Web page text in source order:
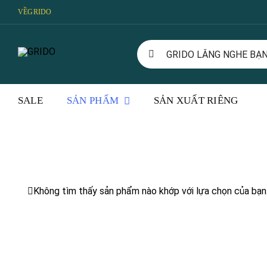
to
VỀGRIDO
Search
for:
SALE SẢN PHẨM SẢN XUẤT RIÊNG
Không tìm thấy sản phẩm nào khớp với lựa chọn của